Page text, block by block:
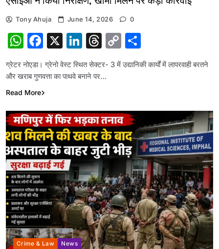
Tony Ahuja June 14, 2026 0
WhatsApp
Facebook
X LinkedIn
Threads
Copy
Link
ग्रेटर नोएडा। ग्रेनो वेस्ट स्थित सेक्टर- 3 में उद्यानिकी कार्यों में लापरवाही बरतने
और खराब गुणवत्ता का पाथवे बनाने पर…
Read More
Crime & Law News